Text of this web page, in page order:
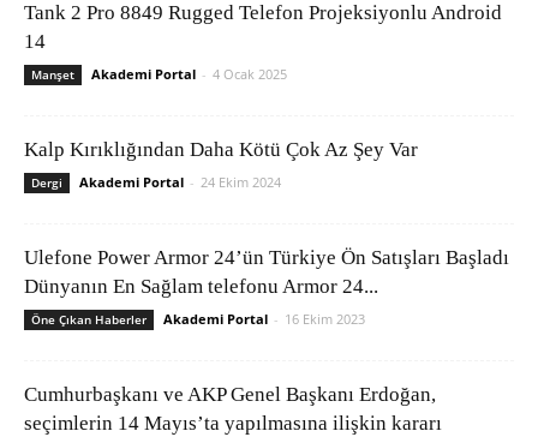
Tank 2 Pro 8849 Rugged Telefon Projeksiyonlu Android
14
Manşet Akademi Portal - 4 Ocak 2025
Kalp Kırıklığından Daha Kötü Çok Az Şey Var
Dergi Akademi Portal - 24 Ekim 2024
Ulefone Power Armor 24’ün Türkiye Ön Satışları Başladı
Dünyanın En Sağlam telefonu Armor 24...
Öne Çıkan Haberler Akademi Portal - 16 Ekim 2023
Cumhurbaşkanı ve AKP Genel Başkanı Erdoğan,
seçimlerin 14 Mayıs’ta yapılmasına ilişkin kararı